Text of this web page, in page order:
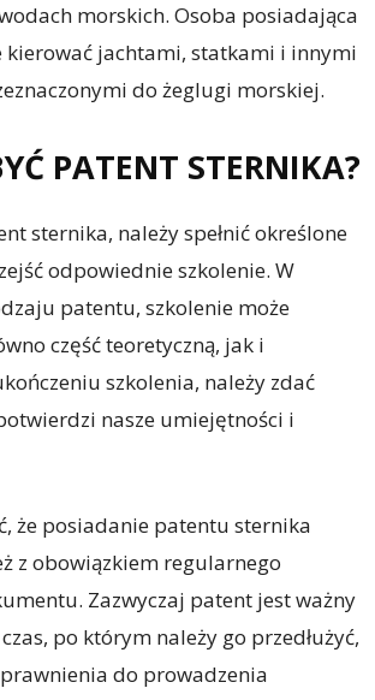
morskich. Osoba posiadająca
kierować jachtami, statkami i innymi
do żeglugi morskiej.
PATENT STERNIKA?
sternika, należy spełnić określone
odpowiednie szkolenie. W
patentu, szkolenie może
część teoretyczną, jak i
szkolenia, należy zdać
nasze umiejętności i
że posiadanie patentu sternika
z obowiązkiem regularnego
Zazwyczaj patent jest ważny
po którym należy go przedłużyć,
do prowadzenia